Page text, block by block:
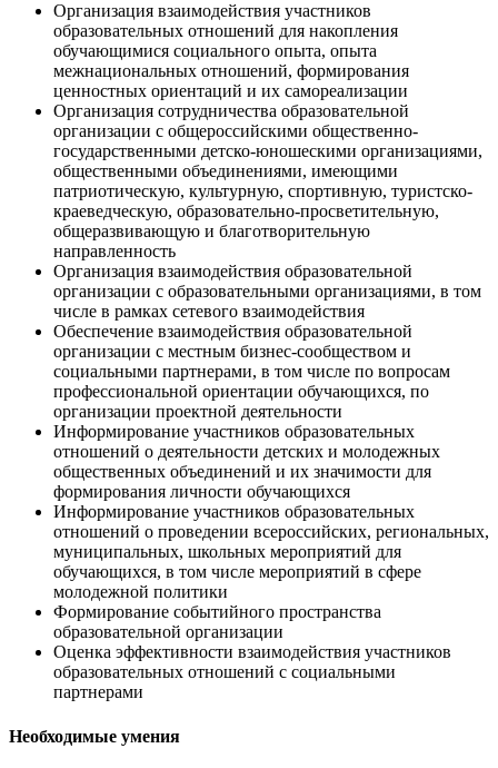
Организация взаимодействия участников
образовательных отношений для накопления
обучающимися социального опыта, опыта
межнациональных отношений, формирования
ценностных ориентаций и их самореализации
Организация сотрудничества образовательной
организации с общероссийскими общественно-
государственными детско-юношескими организациями,
общественными объединениями, имеющими
патриотическую, культурную, спортивную, туристско-
краеведческую, образовательно-просветительную,
общеразвивающую и благотворительную
направленность
Организация взаимодействия образовательной
организации с образовательными организациями, в том
числе в рамках сетевого взаимодействия
Обеспечение взаимодействия образовательной
организации с местным бизнес-сообществом и
социальными партнерами, в том числе по вопросам
профессиональной ориентации обучающихся, по
организации проектной деятельности
Информирование участников образовательных
отношений о деятельности детских и молодежных
общественных объединений и их значимости для
формирования личности обучающихся
Информирование участников образовательных
отношений о проведении всероссийских, региональных,
муниципальных, школьных мероприятий для
обучающихся, в том числе мероприятий в сфере
молодежной политики
Формирование событийного пространства
образовательной организации
Оценка эффективности взаимодействия участников
образовательных отношений с социальными
партнерами
Необходимые умения